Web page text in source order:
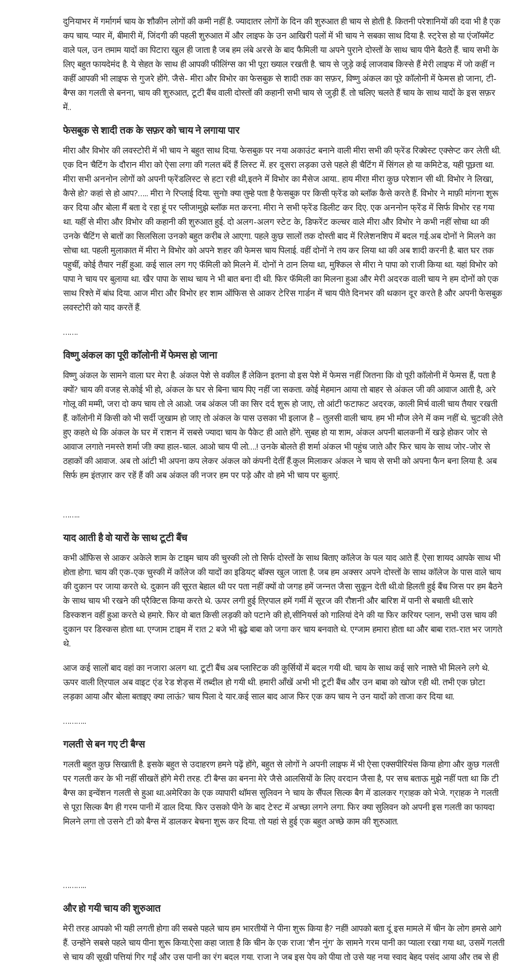
दुनियाभर में गर्मागर्म चाय के शौकीन लोगों की कमी नहीं है. ज्यादातर लोगों के दिन की शुरुआत ही चाय से होती है. कितनी परेशानियों की दवा भी है एक
कप चाय. प्यार में, बीमारी में, जिंदगी की पहली शुरुआत में और लाइफ के उन आखिरी पलों में भी चाय ने सबका साथ दिया है. स्ट्रेस हो या एंजॉयमेंट
वाले पल, उन तमाम यादों का पिटारा खुल ही जाता है जब हम लंबे अरसे के बाद फैमिली या अपने पुराने दोस्तों के साथ चाय पीने बैठते हैं. चाय सभी के
लिए बहुत फायदेमंद है. ये सेहत के साथ ही आपकी फीलिंग्स का भी पूरा ख्याल रखती है. चाय से जुड़े कई लाजवाब किस्से हैं मेरी लाइफ में जो कहीं न
कहीं आपकी भी लाइफ से गुजरे होंगे. जैसे- मीरा और विभोर का फेसबुक से शादी तक का सफ़र, विष्णु अंकल का पूरे कॉलोनी में फेमस हो जाना, टी-
बैग्स का गलती से बनना, चाय की शुरुआत, टूटी बैंच वाली दोस्तों की कहानी सभी चाय से जुड़ी हैं. तो चलिए चलते हैं चाय के साथ यादों के इस सफ़र
में..
फेसबुक से शादी तक के सफ़र को चाय ने लगाया पार
मीरा और विभोर की लवस्टोरी में भी चाय ने बहुत साथ दिया. फेसबुक पर नया अकाउंट बनाने वाली मीरा सभी की फ्रेंड रिक्वेस्ट एक्सेप्ट कर लेती थी.
एक दिन चैटिंग के दौरान मीरा को ऐसा लगा की गलत बंदें हैं लिस्ट में. हर दूसरा लड़का उसे पहले ही चैटिंग में सिंगल हो या कमिटेड, यही पूछता था.
मीरा सभी अननोन लोगों को अपनी फ्रेंडलिस्ट से हटा रही थी,इतने में विभोर का मैसेज आया.. हाय मीरा! मीरा कुछ परेशान सी थी. विभोर ने लिखा,
कैसे हो? कहां से हो आप?….. मीरा ने रिप्लाई दिया. सुनो! क्या तुम्हे पता है फेसबुक पर किसी फ्रेंड को ब्लॉक कैसे करते हैं. विभोर ने माफ़ी मांगना शुरू
कर दिया और बोला मैं बता दे रहा हूं पर प्लीज!मुझे ब्लॉक मत करना. मीरा ने सभी फ्रेंड डिलीट कर दिए. एक अननोन फ्रेंड में सिर्फ विभोर रह गया
था. यहीं से मीरा और विभोर की कहानी की शुरुआत हुई. दो अलग-अलग स्टेट के, डिफरेंट कल्चर वाले मीरा और विभोर ने कभी नहीं सोचा था की
उनके चैटिंग से बातों का सिलसिला उनको बहुत करीब ले आएगा. पहले कुछ सालों तक दोस्ती बाद में रिलेशनशिप में बदल गई.अब दोनों ने मिलने का
सोचा था. पहली मुलाकात में मीरा ने विभोर को अपने शहर की फेमस चाय पिलाई. वहीं दोनों ने तय कर लिया था की अब शादी करनी है. बात घर तक
पहुचीं, कोई तैयार नहीं हुआ. कई साल लग गए फॅमिली को मिलने में. दोनों ने ठान लिया था, मुश्किल से मीरा ने पापा को राजी किया था. यहां विभोर को
पापा ने चाय पर बुलाया था. खैर पापा के साथ चाय ने भी बात बना दी थी. फिर फॅमिली का मिलना हुआ और मेरी अदरक वाली चाय ने हम दोनों को एक
साथ रिश्ते में बांध दिया. आज मीरा और विभोर हर शाम ऑफिस से आकर टेरिस गार्डन में चाय पीते दिनभर की थकान दूर करते है और अपनी फेसबुक
लवस्टोरी को याद करतें हैं.
…….
विष्णु अंकल का पूरी कॉलोनी में फेमस हो जाना
विष्णु अंकल के सामने वाला घर मेरा है. अंकल पेशे से वकील हैं लेकिन इतना वो इस पेशे में फेमस नहीं जितना कि वो पूरी कॉलोनी में फेमस हैं, पता है
क्यों? चाय की वजह से.कोई भी हो, अंकल के घर से बिना चाय पिए नहीं जा सकता. कोई मेहमान आया तो बाहर से अंकल जी की आवाज आती है, अरे
गोलू की मम्मी, जरा दो कप चाय तो ले आओ. जब अंकल जी का सि‍र दर्द शुरू हो जाए, तो आंटी फटाफट अदरक, काली मिर्च वाली चाय तैयार रखती
हैं. कॉलोनी में किसी को भी सर्दी जुखाम हो जाए तो अंकल के पास उसका भी इलाज है – तुलसी वाली चाय. हम भी मौज लेने में कम नहीं थे. चुटकी लेते
हुए कहते थे कि अंकल के घर में राशन में सबसे ज्यादा चाय के पैकेट ही आते होंगे. सुबह हो या शाम, अंकल अपनी बालकनी में खड़े होकर जोर से
आवाज लगाते नमस्ते शर्मा जी! क्या हाल-चाल. आओ चाय पी लो….! उनके बोलते ही शर्मा अंकल भी पहुंच जाते और फिर चाय के साथ जोर-जोर से
ठहाकों की आवाज. अब तो आंटी भी अपना कप लेकर अंकल को कंपनी देतीं हैं.कुल मिलाकर अंकल ने चाय से सभी को अपना फैन बना लिया है. अब
सिर्फ हम इंतज़ार कर रहें हैं की अब अंकल की नजर हम पर पड़े और वो हमे भी चाय पर बुलाएं.
……..
याद आती है वो यारों के साथ टूटी बैंच
कभी ऑफिस से आकर अकेले शाम के टाइम चाय की चुस्की लो तो सिर्फ दोस्तों के साथ बिताए कॉलेज के पल याद आते हैं. ऐसा शायद आपके साथ भी
होता होगा. चाय की एक-एक चुस्की में कॉलेज की यादों का इडियट् बॉक्स खुल जाता है. जब हम अक्सर अपने दोस्तों के साथ कॉलेज के पास वाले चाय
की दुकान पर जाया करते थे. दुकान की सूरत बेहाल थी पर पता नहीं क्यों वो जगह हमें जन्नत जैसा सुकून देती थी.वो हिलती हुई बैंच जिस पर हम बैठने
के साथ चाय भी रखने की प्रैक्टिस किया करते थे. ऊपर लगी हुई त्रिपाल हमें गर्मी में सूरज की रौशनी और बारिश में पानी से बचाती थी.सारे
डिस्कशन वहीं हुआ करते थे हमारे. फिर वो बात किसी लड़की को पटाने की हो,सीनियर्स को गालियां देने की या फिर करियर प्लान, सभी उस चाय की
दुकान पर डिस्कस होता था. एग्जाम टाइम में रात 2 बजे भी बूढ़े बाबा को जगा कर चाय बनवाते थे. एग्जाम हमारा होता था और बाबा रात-रात भर जागते
थे.
आज कई सालों बाद वहां का नजारा अलग था. टूटी बैंच अब प्लास्टिक की कुर्सियों में बदल गयी थी. चाय के साथ कई सारे नाश्ते भी मिलने लगे थे.
ऊपर वाली त्रिपाल अब वाइट एंड रेड शेड्स में तब्दील हो गयी थी. हमारी आँखें अभी भी टूटी बैंच और उन बाबा को खोज रही थी. तभी एक छोटा
लड़का आया और बोला बताइए क्या लाऊं? चाय पिला दे यार.कई साल बाद आज फिर एक कप चाय ने उन यादों को ताजा कर दिया था.
………..
गलती से बन गए टी बैग्स
गलती बहुत कुछ सिखाती है. इसके बहुत से उदाहरण हमने पढ़ें होंगे, बहुत से लोगों ने अपनी लाइफ में भी ऐसा एक्सपीरियंस किया होगा और कुछ गलती
पर गलती कर के भी नहीं सीखतें होंगे मेरी तरह. टी बैग्स का बनना मेरे जैसे आलसियों के लिए वरदान जैसा है, पर सच बताऊ मुझे नहीं पता था कि टी
बैग्स का इन्वेंशन गलती से हुआ था.अमेरिका के एक व्यापारी थॉमस सुलिवन ने चाय के सैंपल सिल्क बैग में डालकर ग्राहक को भेजे. ग्राहक ने गलती
से पूरा सिल्क बैग ही गरम पानी में डाल दिया. फिर उसको पीने के बाद टेस्ट में अच्छा लगने लगा. फिर क्या सुलिवन को अपनी इस गलती का फायदा
मिलने लगा तो उसने टी को बैग्स में डालकर बेचना शुरू कर दिया. तो यहां से हुई एक बहुत अच्छे काम की शुरुआत.
………..
और हो गयी चाय की शुरुआत
मेरी तरह आपको भी यही लगती होगा की सबसे पहले चाय हम भारतीयों ने पीना शुरू किया है? नहीं! आपको बता दूं इस मामले में चीन के लोग हमसे आगे
हैं. उन्होंने सबसे पहले चाय पीना शुरू किया.ऐसा कहा जाता है कि चीन के एक राजा ‘शैन नुंग’ के सामने गरम पानी का प्याला रखा गया था, उसमें गलती
से चाय की सूखी पत्तियां गिर गईं और उस पानी का रंग बदल गया. राजा ने जब इस पेय को पीया तो उसे यह नया स्वाद बेहद पसंद आया और तब से ही